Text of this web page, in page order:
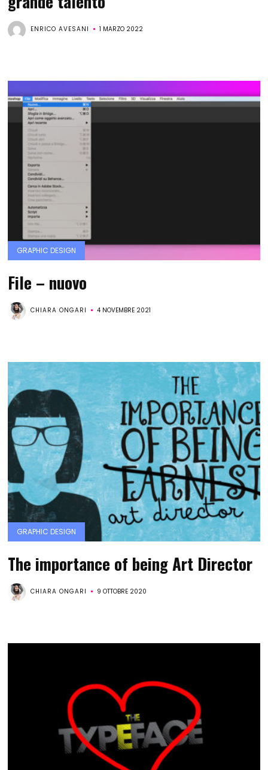
ENRICO AVESANI 1 MARZO 2022
GRAPHIC DESIGN
File – nuovo
CHIARA ONGARI 4 NOVEMBRE 2021
GRAPHIC DESIGN
The importance of being Art Director
CHIARA ONGARI 9 OTTOBRE 2020